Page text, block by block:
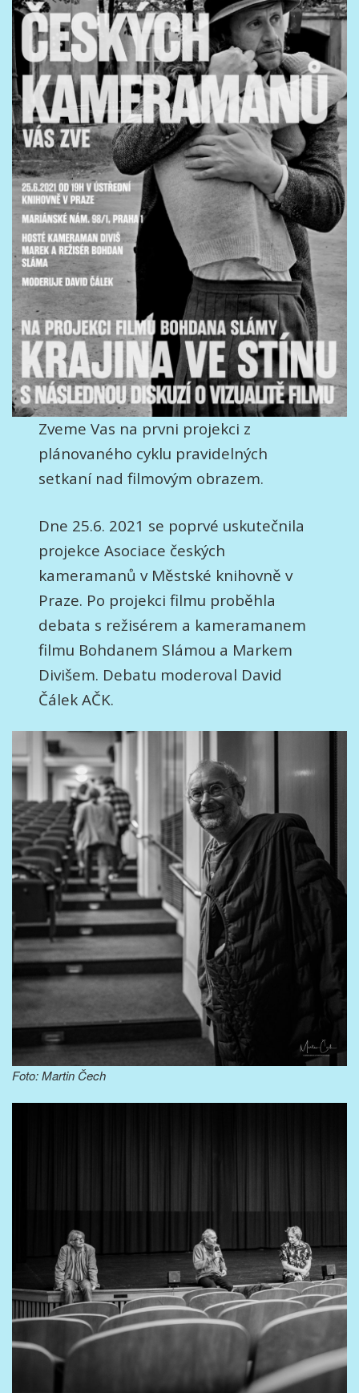
Zveme Vas na prvni projekci z
plánovaného cyklu pravidelných
setkaní nad filmovým obrazem.
Dne 25.6. 2021 se poprvé uskutečnila
projekce Asociace českých
kameramanů v Městské knihovně v
Praze. Po projekci filmu proběhla
debata s režisérem a kameramanem
filmu Bohdanem Slámou a Markem
Divišem. Debatu moderoval David
Čálek AČK.
Foto: Martin Čech